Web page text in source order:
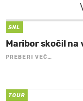
SNL
Maribor skočil na
PREBERI VEČ…
TOUR